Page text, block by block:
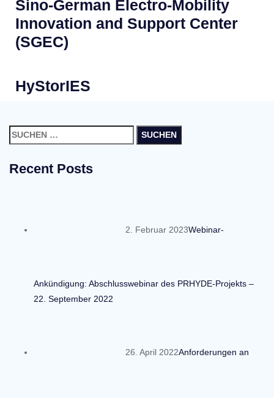
Sino-German Electro-Mobility
Innovation and Support Center
(SGEC)
HyStorIES
Suchen
nach:
Recent Posts
2. Februar 2023Webinar-
Ankündigung: Abschlusswebinar des PRHYDE-Projekts –
22. September 2022
26. April 2022Anforderungen an